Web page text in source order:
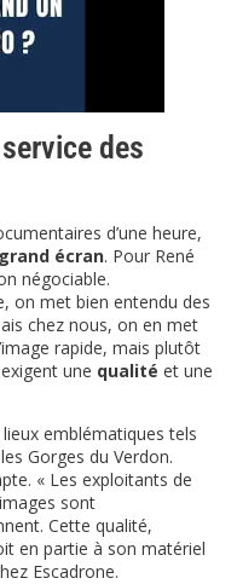
des
d’une heure,
écran. Pour René
négociable.
on met bien entendu des
chez nous, on en met
rapide, mais plutôt
une qualité et une
emblématiques tels
Gorges du Verdon.
« Les exploitants de
sont
Cette qualité,
en partie à son matériel
Escadrone.